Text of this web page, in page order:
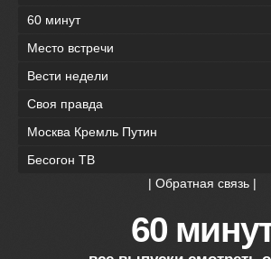
60 минут
Место встречи
Вести недели
Своя правда
Москва Кремль Путин
Бесогон ТВ
| Обратная связь |
60